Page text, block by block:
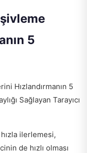
5
Hızlandırmanın 5
Sağlayan Tarayıcı
ilerlemesi,
de hızlı olması